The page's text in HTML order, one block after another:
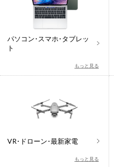
パソコン･スマホ･タブレッ
ト
もっと見る
VR･ドローン･最新家電
もっと見る